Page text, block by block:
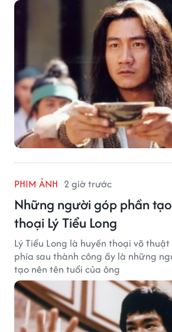
PHIM ẢNH 2 giờ trước
Những người góp phần
thoại Lý Tiểu Long
Lý Tiểu Long là huyền thoại võ
phía sau thành công ấy là những
tạo nên tên tuổi của ông